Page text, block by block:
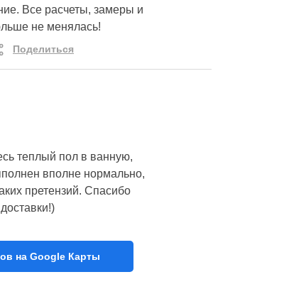
Все расчеты, замеры и
не менялась!
Поделиться
теплый пол в ванную,
вполне нормально,
претензий. Спасибо
на Google Карты